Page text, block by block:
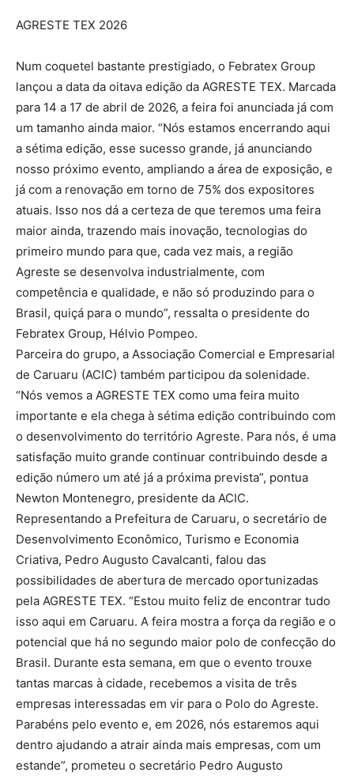
AGRESTE TEX 2026
Num coquetel bastante prestigiado, o Febratex Group
lançou a data da oitava edição da AGRESTE TEX. Marcada
para 14 a 17 de abril de 2026, a feira foi anunciada já com
um tamanho ainda maior. “Nós estamos encerrando aqui
a sétima edição, esse sucesso grande, já anunciando
nosso próximo evento, ampliando a área de exposição, e
já com a renovação em torno de 75% dos expositores
atuais. Isso nos dá a certeza de que teremos uma feira
maior ainda, trazendo mais inovação, tecnologias do
primeiro mundo para que, cada vez mais, a região
Agreste se desenvolva industrialmente, com
competência e qualidade, e não só produzindo para o
Brasil, quiçá para o mundo”, ressalta o presidente do
Febratex Group, Hélvio Pompeo.
Parceira do grupo, a Associação Comercial e Empresarial
de Caruaru (ACIC) também participou da solenidade.
“Nós vemos a AGRESTE TEX como uma feira muito
importante e ela chega à sétima edição contribuindo com
o desenvolvimento do território Agreste. Para nós, é uma
satisfação muito grande continuar contribuindo desde a
edição número um até já a próxima prevista”, pontua
Newton Montenegro, presidente da ACIC.
Representando a Prefeitura de Caruaru, o secretário de
Desenvolvimento Econômico, Turismo e Economia
Criativa, Pedro Augusto Cavalcanti, falou das
possibilidades de abertura de mercado oportunizadas
pela AGRESTE TEX. “Estou muito feliz de encontrar tudo
isso aqui em Caruaru. A feira mostra a força da região e o
potencial que há no segundo maior polo de confecção do
Brasil. Durante esta semana, em que o evento trouxe
tantas marcas à cidade, recebemos a visita de três
empresas interessadas em vir para o Polo do Agreste.
Parabéns pelo evento e, em 2026, nós estaremos aqui
dentro ajudando a atrair ainda mais empresas, com um
estande”, prometeu o secretário Pedro Augusto